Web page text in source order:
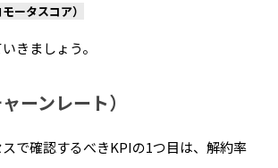
ータスコア）
きましょう。
ーンレート）
で確認するべきKPIの1つ目は、解約率